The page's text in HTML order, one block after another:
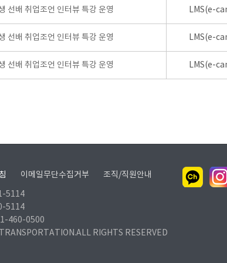
선배 취업조언 인터뷰 특강 운영 LMS(e-
선배 취업조언 인터뷰 특강 운영 LMS(e-
선배 취업조언 인터뷰 특강 운영 LMS(e-
이메일무단수집거부 조직/직원안내
5114
5114
460-0500
RIGHTS RESERVED